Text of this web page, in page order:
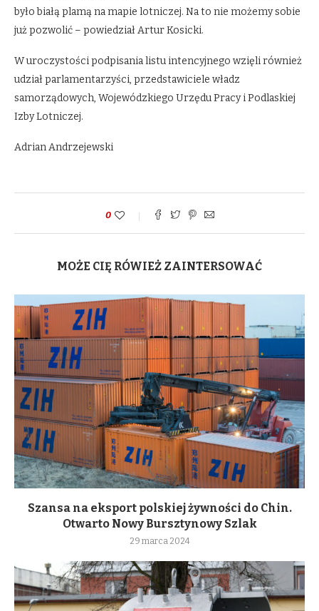
było białą plamą na mapie lotniczej. Na to nie możemy sobie
już pozwolić – powiedział Artur Kosicki.
W uroczystości podpisania listu intencyjnego wzięli również
udział parlamentarzyści, przedstawiciele władz
samorządowych, Wojewódzkiego Urzędu Pracy i Podlaskiej
Izby Lotniczej.
Adrian Andrzejewski
0
MOŻE CIĘ RÓWIEŻ ZAINTERSOWAĆ
Szansa na eksport polskiej żywności do Chin.
Otwarto Nowy Bursztynowy Szlak
29 marca 2024